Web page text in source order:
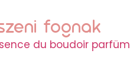
fognak